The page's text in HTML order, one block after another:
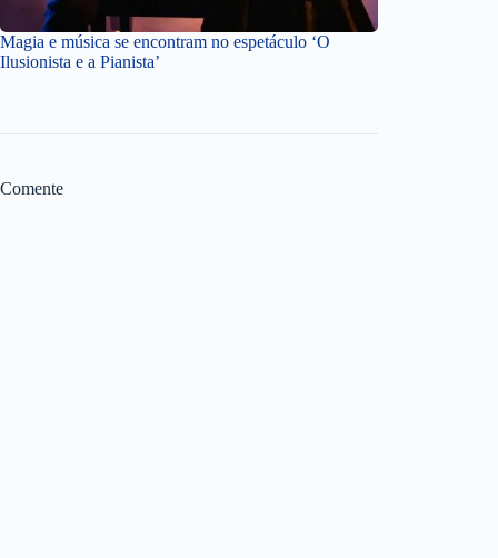
Magia e música se encontram no espetáculo ‘O
Ilusionista e a Pianista’
Comente